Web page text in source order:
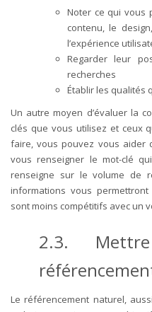
Noter ce qui vous
contenu, le
l’expérience
Regarder leur
recherches
Établir les qualités
Un autre moyen d’évaluer la
clés que vous utilisez et ceux
faire, vous pouvez vous aider
vous renseigner le mot-clé
renseigne sur le volume de
informations vous
sont moins compétitifs avec un
2.3.
Le référencement naturel,